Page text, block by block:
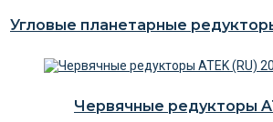
Угловые планетарные редукторы
Червячные редукторы